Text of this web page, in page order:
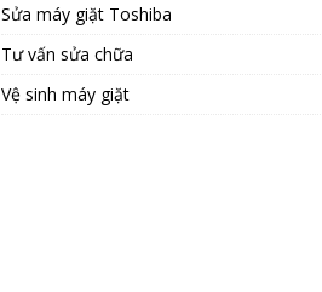
Sửa máy giặt Toshiba
Tư vấn sửa chữa
Vệ sinh máy giặt